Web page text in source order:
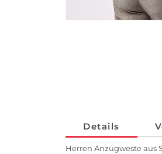
Details
Herren Anzugweste aus